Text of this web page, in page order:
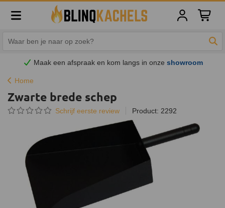
Maak een afspraak en komlangs in onze showroom
Home
Zwarte brede schep
Schrijf eerste review Product: 2292